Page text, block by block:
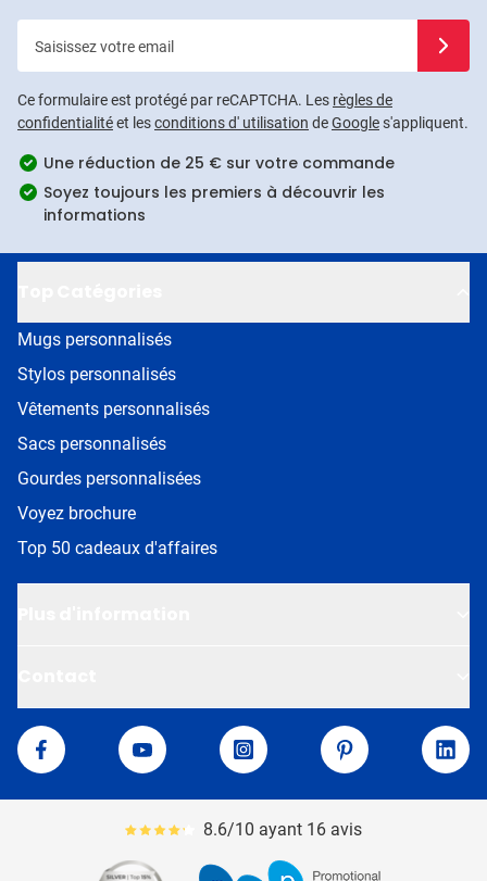
Ce formulaire est protégé par reCAPTCHA. Les règles de
confidentialitéet lesconditions d' utilisation deGoogles'appliquent.
Une réduction de 25 € sur votre commande
Soyez toujours les premiers à découvrir les
informations
Mugs personnalisés
Stylos personnalisés
Vêtements personnalisés
Sacs personnalisés
Gourdes personnalisées
Voyez brochure
Top 50 cadeaux d'affaires
Van Helden
Facebook
YouTube Instagram Pinterest
Le pourcentage moyen d'avis est de 86
8.6/10 ayant 16 avis